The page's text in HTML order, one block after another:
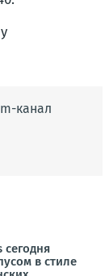
канал
в стиле